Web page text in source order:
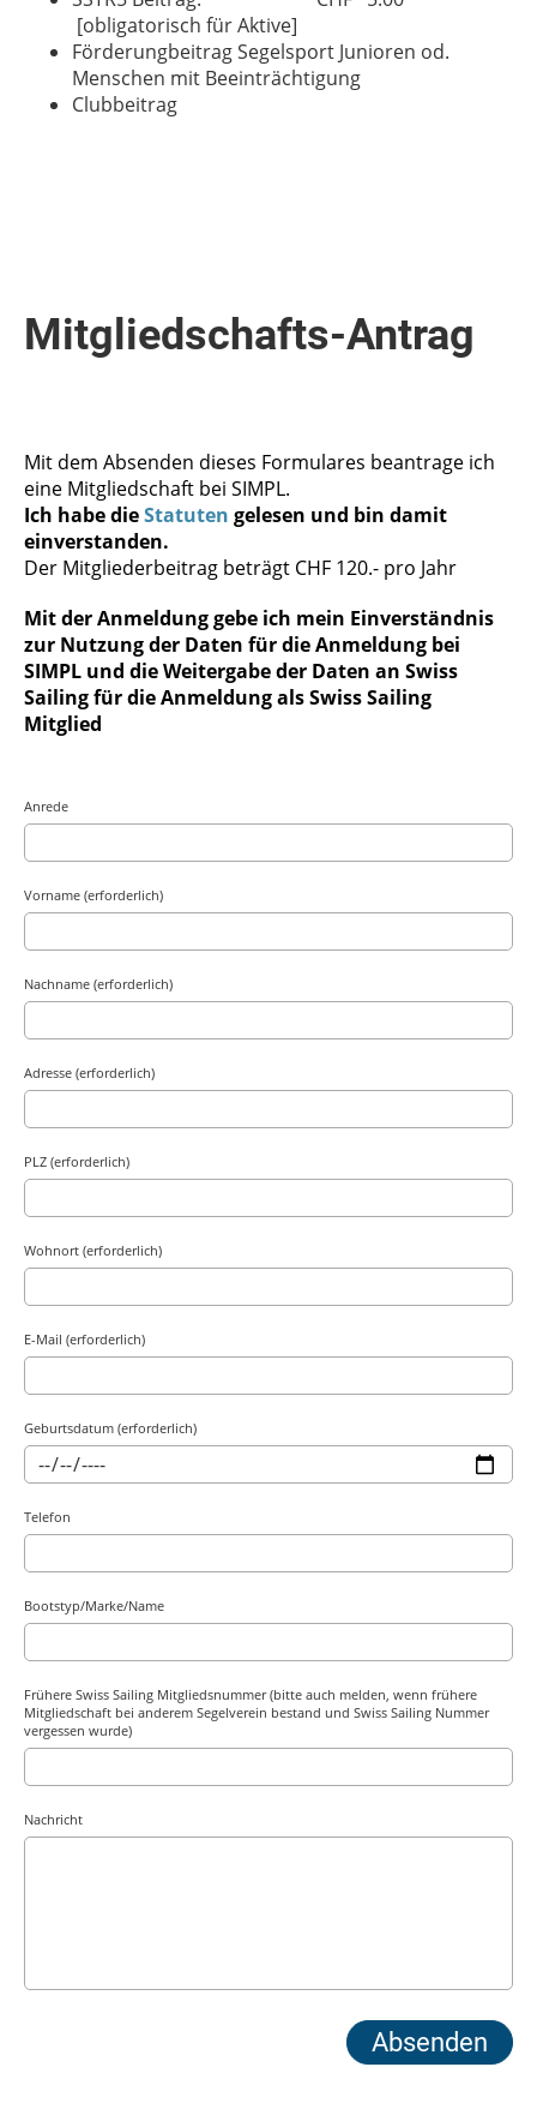
[obligatorisch für Aktive]
Förderungbeitrag Segelsport Junioren od.
Menschen mit Beeinträchtigung
Clubbeitrag
Mitgliedschafts-Antrag
Mit dem Absenden dieses Formulares beantrage ich
eine Mitgliedschaft bei SIMPL.
Ich habe dieStatuten gelesen und bin damit
einverstanden.
Der Mitgliederbeitrag beträgt CHF 120.- pro Jahr
Mit der Anmeldung gebe ich mein Einverständnis
zur Nutzung der Daten für die Anmeldung bei
SIMPL und die Weitergabe der Daten an Swiss
Sailing für die Anmeldung als Swiss Sailing
Mitglied
Anrede
Vorname (erforderlich)
Nachname (erforderlich)
Adresse (erforderlich)
PLZ (erforderlich)
Wohnort (erforderlich)
E-Mail (erforderlich)
Geburtsdatum (erforderlich)
Telefon
Bootstyp/Marke/Name
Frühere Swiss Sailing Mitgliedsnummer (bitte auch melden, wenn frühere
Mitgliedschaft bei anderem Segelverein bestand und Swiss Sailing Nummer
vergessen wurde)
Nachricht